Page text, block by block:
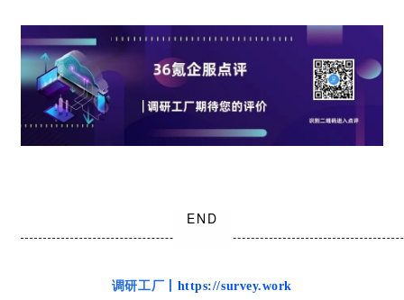
END
调研工厂 丨https://survey.work